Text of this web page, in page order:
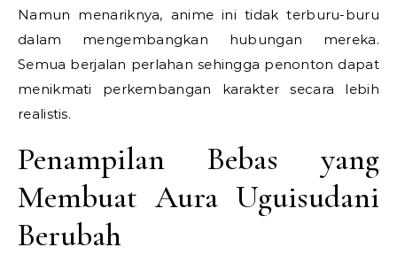
Namun menariknya, anime ini tidak terburu-buru
dalam mengembangkan hubungan mereka.
Semua berjalan perlahan sehingga penonton dapat
menikmati perkembangan karakter secara lebih
realistis.
Penampilan Bebas yang
Membuat Aura Uguisudani
Berubah